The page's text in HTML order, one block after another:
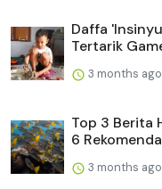
Daffa
Tertarik
3 months ago
Top 3 Berita
6
3 months ago